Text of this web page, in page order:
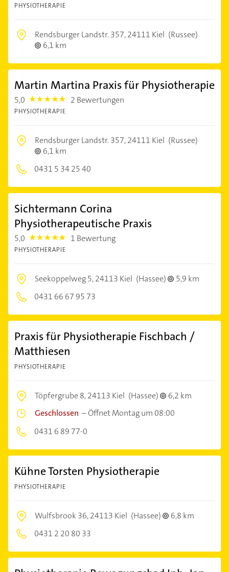
PHYSIOTHERAPIE
Rendsburger Landstr. 357,24111 Kiel (Russee)
6,1 km
Martin Martina Praxis für Physiotherapie
5,0 5.0 2 Bewertungen
PHYSIOTHERAPIE
Rendsburger Landstr. 357,24111 Kiel (Russee)
6,1 km
0431 5 34 25 40
Sichtermann Corina
Physiotherapeutische Praxis
5,0 5.0 1 Bewertung
PHYSIOTHERAPIE
Seekoppelweg 5,24113 Kiel (Hassee)
5,9 km
0431 66 67 95 73
Praxis für Physiotherapie Fischbach /
Matthiesen
PHYSIOTHERAPIE
Töpfergrube 8,24113 Kiel (Hassee)
6,2 km
Geschlossen –Öffnet Montag um 08:00
0431 6 89 77-0
Kühne Torsten Physiotherapie
PHYSIOTHERAPIE
Wulfsbrook 36,24113 Kiel (Hassee)
6,8 km
0431 2 20 80 33